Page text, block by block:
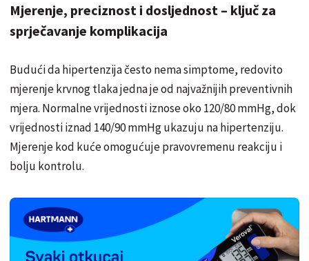
Mjerenje, preciznost i dosljednost – ključ za
sprječavanje komplikacija
Budući da hipertenzija često nema simptome, redovito
mjerenje krvnog tlaka jedna je od najvažnijih preventivnih
mjera. Normalne vrijednosti iznose oko 120/80 mmHg, dok
vrijednosti iznad 140/90 mmHg ukazuju na hipertenziju.
Mjerenje kod kuće omogućuje pravovremenu reakciju i
bolju kontrolu.